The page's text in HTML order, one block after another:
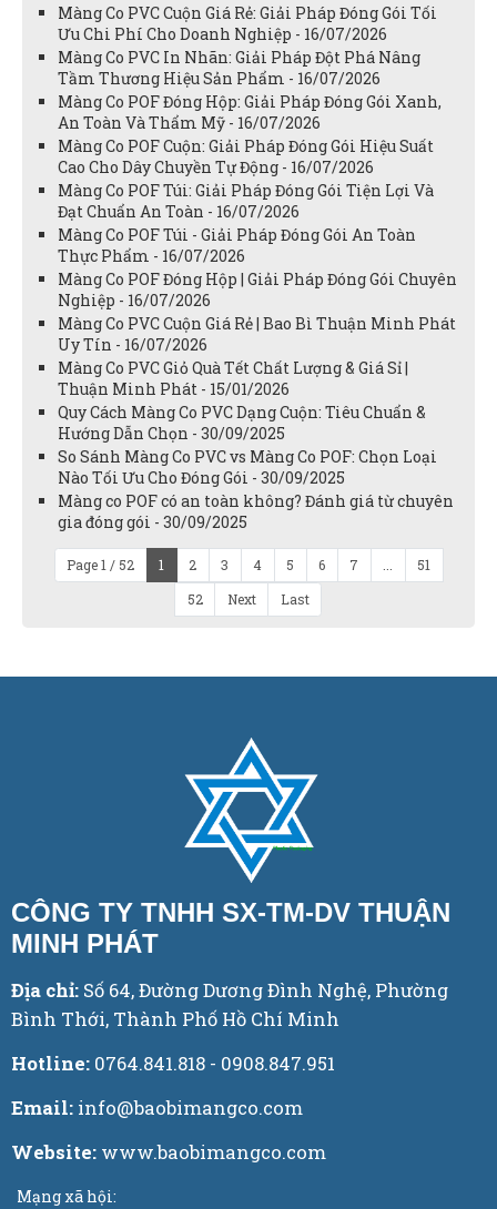
Màng Co PVC Cuộn Giá Rẻ: Giải Pháp Đóng Gói Tối
Ưu Chi Phí Cho Doanh Nghiệp - 16/07/2026
Màng Co PVC In Nhãn: Giải Pháp Đột Phá Nâng
Tầm Thương Hiệu Sản Phẩm - 16/07/2026
Màng Co POF Đóng Hộp: Giải Pháp Đóng Gói Xanh,
An Toàn Và Thẩm Mỹ - 16/07/2026
Màng Co POF Cuộn: Giải Pháp Đóng Gói Hiệu Suất
Cao Cho Dây Chuyền Tự Động - 16/07/2026
Màng Co POF Túi: Giải Pháp Đóng Gói Tiện Lợi Và
Đạt Chuẩn An Toàn - 16/07/2026
Màng Co POF Túi - Giải Pháp Đóng Gói An Toàn
Thực Phẩm - 16/07/2026
Màng Co POF Đóng Hộp | Giải Pháp Đóng Gói Chuyên
Nghiệp - 16/07/2026
Màng Co PVC Cuộn Giá Rẻ | Bao Bì Thuận Minh Phát
Uy Tín - 16/07/2026
Màng Co PVC Giỏ Quà Tết Chất Lượng & Giá Sỉ |
Thuận Minh Phát - 15/01/2026
Quy Cách Màng Co PVC Dạng Cuộn: Tiêu Chuẩn &
Hướng Dẫn Chọn - 30/09/2025
So Sánh Màng Co PVC vs Màng Co POF: Chọn Loại
Nào Tối Ưu Cho Đóng Gói - 30/09/2025
Màng co POF có an toàn không? Đánh giá từ chuyên
gia đóng gói - 30/09/2025
Page 1 / 52 1 2 3 4 5 6 7
51
52
Next Last
CÔNG TY TNHH SX-TM-DV THUẬN
MINH PHÁT
Địa chỉ: Số 64, Đường Dương Đình Nghệ, Phường
Bình Thới, Thành Phố Hồ Chí Minh
Hotline: 0764.841.818 - 0908.847.951
Email: info@baobimangco.com
Website: www.baobimangco.com
Mạng xã hội: